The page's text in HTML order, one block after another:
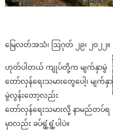
မြေလတ်အသံ၊ ဩဂုတ် ၂၉၊ ၂၀၂၂။
ဟုတ်ပါတယ် ကျုပ်တို့က မျက်နှာမွဲ
တော်လှန်ရေးသမားတွေပေါ့၊ မျက်နှာ
မွဲလွန်းတော့လည်း
တော်လှန်ရေးသမားလို့ နာမည်တပ်ရ
မှာလည်း ခပ်ရွံ့ရွံ့ပါပဲ။